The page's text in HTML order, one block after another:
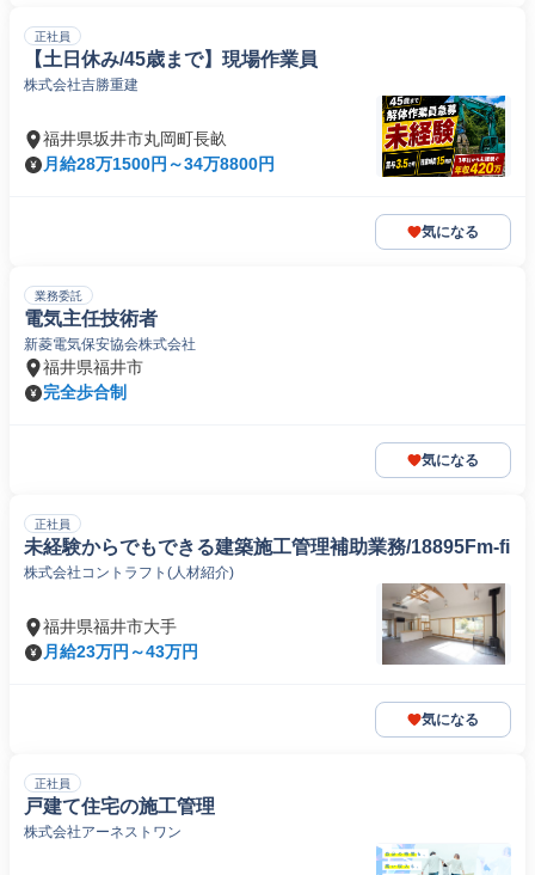
正社員
【土日休み/45歳まで】現場作業員
株式会社吉勝重建
福井県坂井市丸岡町長畝
月給28万1500円～34万8800円
気になる
業務委託
電気主任技術者
新菱電気保安協会株式会社
福井県福井市
完全歩合制
気になる
正社員
未経験からでもできる建築施工管理補助業務/18895Fm-fi
株式会社コントラフト(人材紹介)
福井県福井市大手
月給23万円～43万円
気になる
正社員
戸建て住宅の施工管理
株式会社アーネストワン